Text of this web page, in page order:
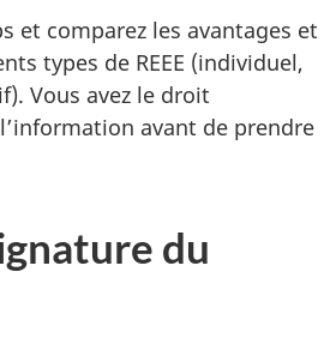
et comparez les avantages et
types de REEE (individuel,
Vous avez le droit
avant de prendre
du